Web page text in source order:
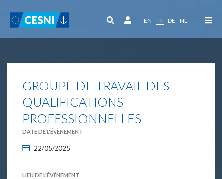
EN FR DE NL
GROUPE DE TRAVAIL DES
QUALIFICATIONS
PROFESSIONNELLES
DATE DE L'ÉVÈNEMENT
22/05/2025
LIEU DE L'ÉVÈNEMENT